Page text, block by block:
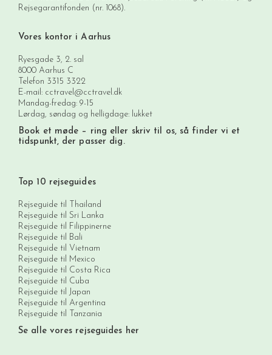
Rejsegarantifonden (nr. 1068).
Vores kontor i Aarhus
Ryesgade 3, 2. sal
8000 Aarhus C
Telefon 3315 3322
E-mail: cctravel@cctravel.dk
Mandag-fredag: 9-15
Lørdag, søndag og helligdage: lukket
Book et møde – ring eller skriv til os, så finder vi et
tidspunkt, der passer dig.
Top 10 rejseguides
Rejseguide til Thailand
Rejseguide til Sri Lanka
Rejseguide til Filippinerne
Rejseguide til Bali
Rejseguide til Vietnam
Rejseguide til Mexico
Rejseguide til Costa Rica
Rejseguide til Cuba
Rejseguide til Japan
Rejseguide til Argentina
Rejseguide til Tanzania
Se alle vores rejseguides her